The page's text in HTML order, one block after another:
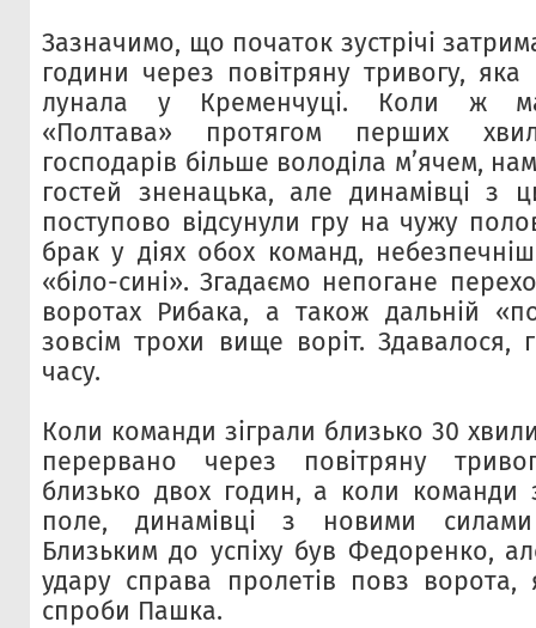
Зазначимо, що початок зустрічі
години через повітряну тривогу, яка
лунала у Кременчуці. Коли ж
«Полтава» протягом перших
господарів більше володіла м’ячем,
гостей зненацька, але динамівці з
поступово відсунули гру на чужу
брак у діях обох команд,
«біло-сині». Згадаємо непогане
воротах Рибака, а також дальній
зовсім трохи вище воріт. Здавалося,
часу.
Коли команди зіграли близько 30
перервано через повітряну
близько двох годин, а коли
поле, динамівці з новими
Близьким до успіху був Федоренко,
удару справа пролетів повз ворота,
спроби Пашка.